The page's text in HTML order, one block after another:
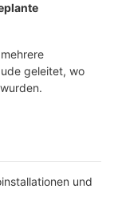
geleitet, wo
wurden.